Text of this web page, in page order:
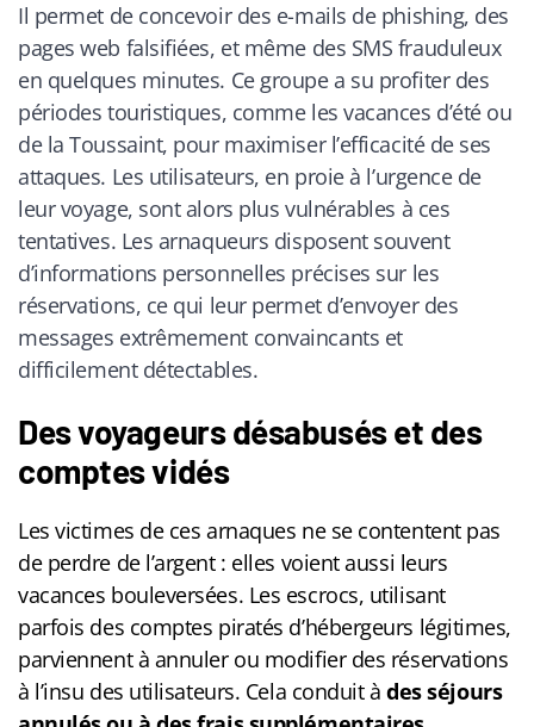
Il permet de concevoir des e-mails de phishing, des
pages web falsifiées, et même des SMS frauduleux
en quelques minutes. Ce groupe a su profiter des
périodes touristiques, comme les vacances d’été ou
de la Toussaint, pour maximiser l’efficacité de ses
attaques. Les utilisateurs, en proie à l’urgence de
leur voyage, sont alors plus vulnérables à ces
tentatives. Les arnaqueurs disposent souvent
d’informations personnelles précises sur les
réservations, ce qui leur permet d’envoyer des
messages extrêmement convaincants et
difficilement détectables.
Des voyageurs désabusés et des
comptes vidés
Les victimes de ces arnaques ne se contentent pas
de perdre de l’argent : elles voient aussi leurs
vacances bouleversées. Les escrocs, utilisant
parfois des comptes piratés d’hébergeurs légitimes,
parviennent à annuler ou modifier des réservations
à l’insu des utilisateurs. Cela conduit àdes séjours